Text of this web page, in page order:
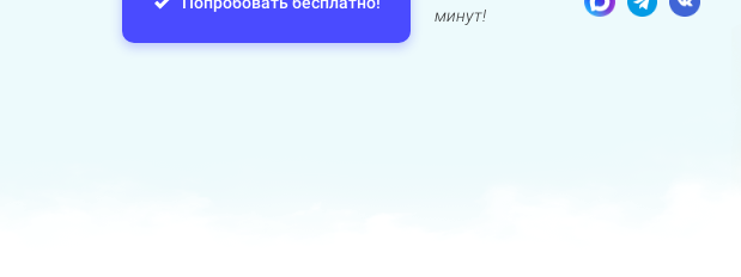
минут!